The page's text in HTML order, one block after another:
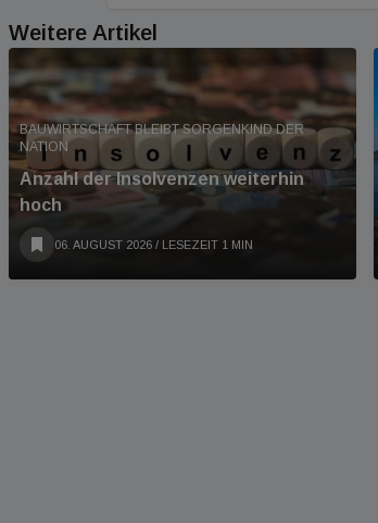
Weitere Artikel
BAUWIRTSCHAFT BLEIBT SORGENKIND DER
NATION
Anzahl der Insolvenzen weiterhin
hoch
06. AUGUST 2026 / LESEZEIT 1 MIN